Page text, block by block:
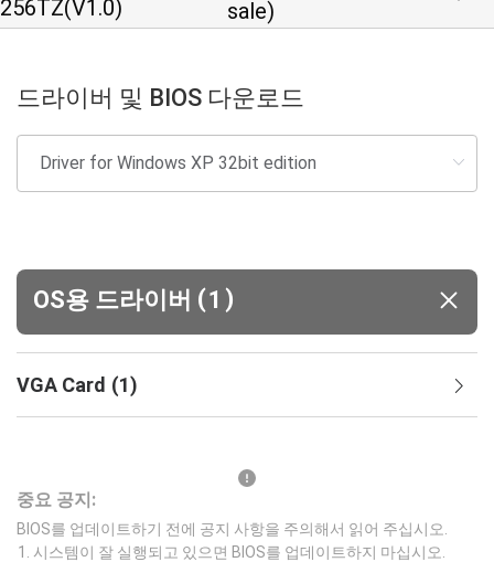
256TZ(V1.0)
sale)
드라이버 및 BIOS 다운로드
OS용 드라이버 (1 )
VGA Card (1)
중요 공지:
BIOS를 업데이트하기 전에 공지 사항을 주의해서 읽어 주십시오.
시스템이 잘 실행되고 있으면 BIOS를 업데이트하지 마십시오.